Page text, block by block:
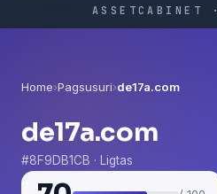
Home›Pagsusuri›de17a.com
de17a.com
#8F9DB1CB · Ligtas